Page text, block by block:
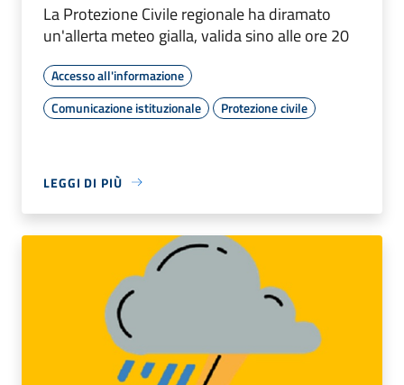
La Protezione Civile regionale ha diramato
un'allerta meteo gialla, valida sino alle ore 20
Accesso all'informazione
Comunicazione istituzionale
Protezione civile
LEGGI DI PIÙ